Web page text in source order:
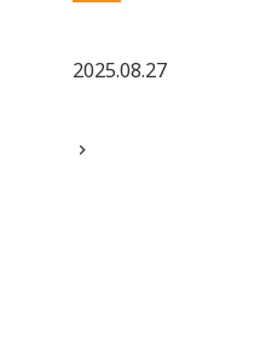
2025.08.27